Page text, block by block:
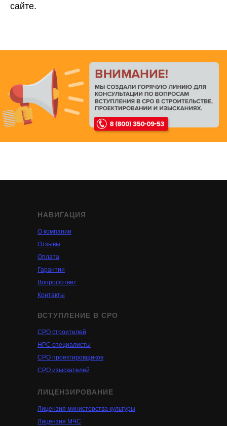
сайте.
ВСТУПЛЕНИЕ В СРО
СРО строителей
ЛИЦЕНЗИРОВАНИЕ
Лицензия министерства культуры
НРС специалисты
Лицензия МЧС
СРО проектировщиков
СРО изыскателей
НАВИГАЦИЯ
О компании
Отзывы
Оплата
Гарантии
Вопрос/ответ
Контакты